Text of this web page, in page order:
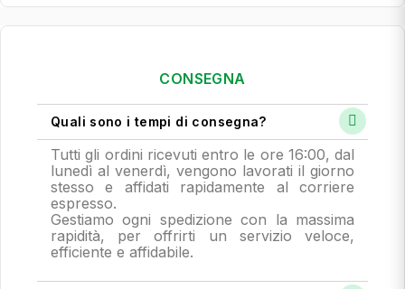
CONSEGNA
Quali sono i tempi di consegna?
Tutti gli ordini ricevuti entro le ore 16:00, dal
lunedì al venerdì, vengono lavorati il giorno
stesso e affidati rapidamente al corriere
espresso.
Gestiamo ogni spedizione con la massima
rapidità, per offrirti un servizio veloce,
efficiente e affidabile.